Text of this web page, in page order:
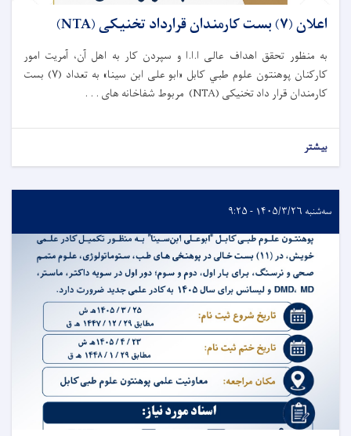
اعلان (۷) بست کارمندان قرارداد تخنیکی (NTA)
به منظور تحقق اهداف عالی ا.ا.ا و سپردن کار به اهل آن، آمریت امور
کارکنان پوهنتون علوم طبي کابل «ابو علی ابن سینا» به تعداد (۷) بست
کارمندان قرار داد تخنیکی (NTA) مربوط شفاخانه های . . .
بیشتر
سه‌شنبه ۱۴۰۵/۳/۲۶ - ۹:۲۵